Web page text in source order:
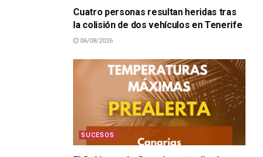
Cuatro personas resultan heridas tras
la colisión de dos vehículos en Tenerife
06/08/2026
SUCESOS